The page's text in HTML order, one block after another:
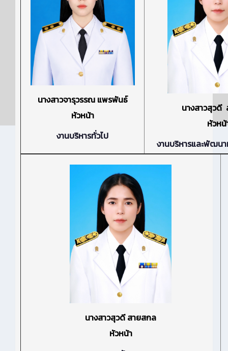
นางสาวจารุวรรณ แพรพันธ์
หัวหน้า
งานบริหารทั่วไป
นางสาวสุวดี
หัวหน้
งานบริหารและพัฒน
นางสาวสุวดี สายสกล
หัวหน้า